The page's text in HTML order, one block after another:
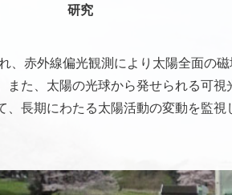
研究
、赤外線偏光観測により太陽全面の
た、太陽の光球から発せられる可
長期にわたる太陽活動の変動を監視